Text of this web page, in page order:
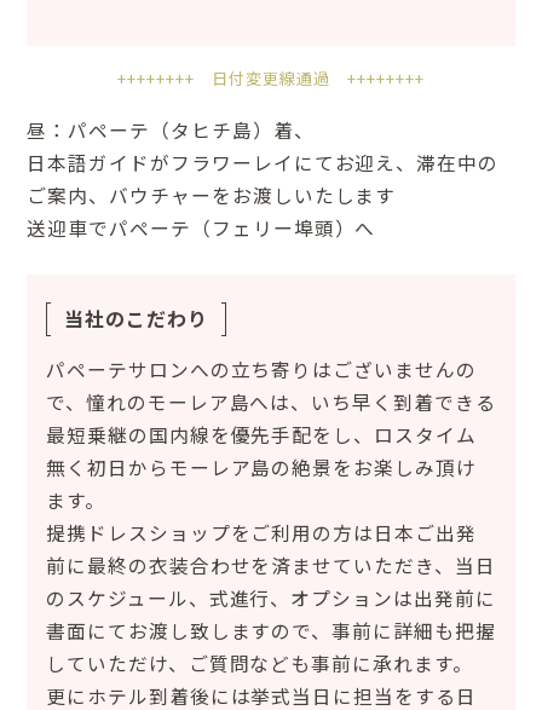
++++++++ 日付変更線通過 ++++++++
昼：パペーテ（タヒチ島）着、
日本語ガイドがフラワーレイにてお迎え、滞在中の
ご案内、バウチャーをお渡しいたします
送迎車でパペーテ（フェリー埠頭）へ
当社のこだわり
パペーテサロンへの立ち寄りはございませんの
で、憧れのモーレア島へは、いち早く到着できる
最短乗継の国内線を優先手配をし、ロスタイム
無く初日からモーレア島の絶景をお楽しみ頂け
ます。
提携ドレスショップをご利用の方は日本ご出発
前に最終の衣装合わせを済ませていただき、当日
のスケジュール、式進行、オプションは出発前に
書面にてお渡し致しますので、事前に詳細も把握
していただけ、ご質問なども事前に承れます。
更にホテル到着後には挙式当日に担当をする日